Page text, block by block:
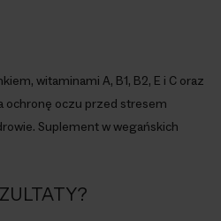
witaminami A, B1, B2, E i C oraz
ochronę oczu przed stresem
Suplement w wegańskich